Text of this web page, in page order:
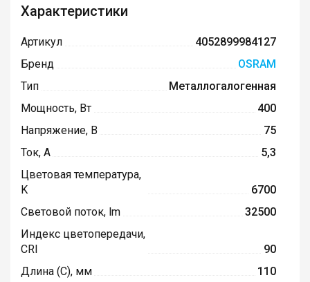
Характеристики
Артикул
4052899984127
Бренд
OSRAM
Тип
Металлогалогенная
Мощность, Вт
400
Напряжение, В
75
Ток, А
5,3
Цветовая температура,
K
6700
Световой поток, lm
32500
Индекс цветопередачи,
CRI
90
Длина (C), мм
110